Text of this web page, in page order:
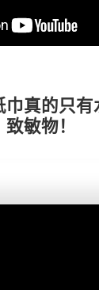
真的只有
敏物！